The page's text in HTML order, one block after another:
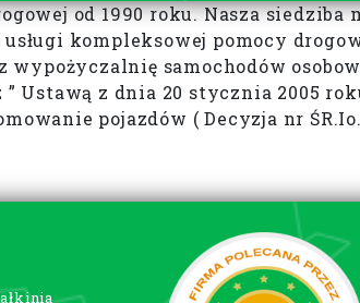
od 1990 roku. Nasza siedziba
kompleksowej pomocy
samochodów
Ustawą z dnia 20 stycznia 2005
pojazdów ( Decyzja nr